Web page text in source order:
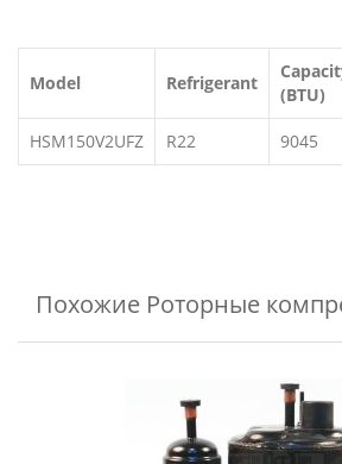
Model Refrigerant
(BTU)
HSM150V2UFZ R22 9045
Похожие Роторные